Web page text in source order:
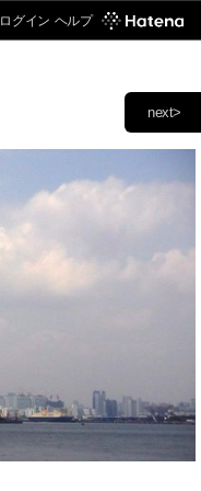
ログイン ヘルプ
next>